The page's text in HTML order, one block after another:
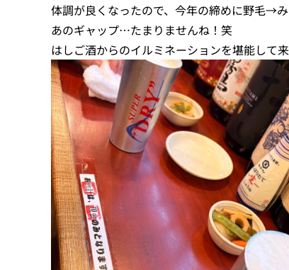
体調が良くなったので、今年の締めに野毛→
あのギャップ…たまりませんね！笑
はしご酒からのイルミネーションを堪能して